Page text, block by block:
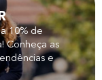
10% de
Conheça as
e